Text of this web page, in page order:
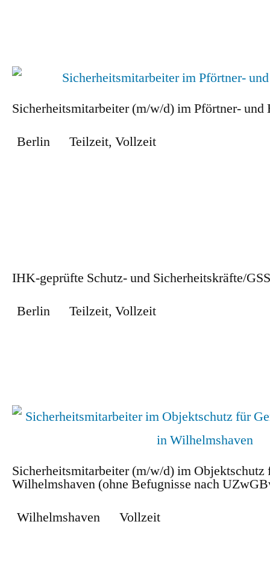
Sicherheitsmitarbeiter (m/w/d) im Pförtner- und
Berlin
Teilzeit, Vollzeit
IHK-geprüfte Schutz- und Sicherheitskräfte/
Berlin
Teilzeit, Vollzeit
Sicherheitsmitarbeiter (m/w/d) im Objektschutz
Wilhelmshaven (ohne Befugnisse nach
Wilhelmshaven
Vollzeit